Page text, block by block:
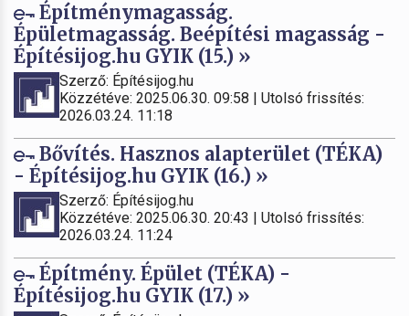
Építménymagasság.
Épületmagasság. Beépítési magasság -
Építésijog.hu GYIK (15.) »
Szerző: Építésijog.hu
Közzétéve: 2025.06.30. 09:58 | Utolsó frissítés:
2026.03.24. 11:18
Bővítés. Hasznos alapterület (TÉKA)
- Építésijog.hu GYIK (16.) »
Szerző: Építésijog.hu
Közzétéve: 2025.06.30. 20:43 | Utolsó frissítés:
2026.03.24. 11:24
Építmény. Épület (TÉKA) -
Építésijog.hu GYIK (17.) »